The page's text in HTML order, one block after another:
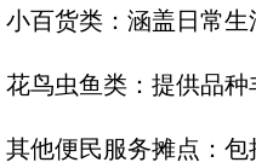
小百货类：涵盖日常
花鸟虫鱼类：提供品
其他便民服务摊点：